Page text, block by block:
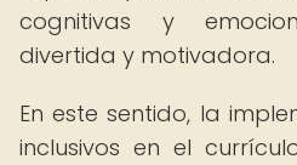
cognitivas y
divertida y motivadora.
En este sentido, la
inclusivos en el